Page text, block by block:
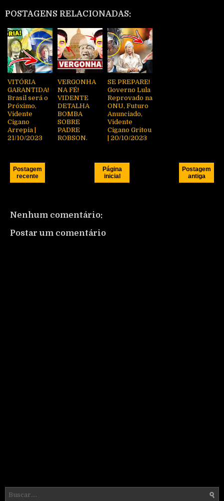
POSTAGENS RELACIONADAS:
VITÓRIA
GARANTIDA!
Brasil será o
Próximo,
Vidente
Cigano
Arrepia |
21/10/2023
VERGONHA
NA FÉ!
VIDENTE
DETALHA
BOMBA
SOBRE
PADRE
ROBSON.
SE PREPARE!
Governo Lula
Reprovado na
ONU, Futuro
Anunciado,
Vidente
Cigano Gritou
| 20/10/2023
Postagem
recente
Postagem
antiga
Página
inicial
Nenhum comentário:
Postar um comentário